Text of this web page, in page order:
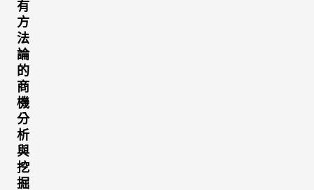
有
方
法
論
的
商
機
分
析
與
挖
掘